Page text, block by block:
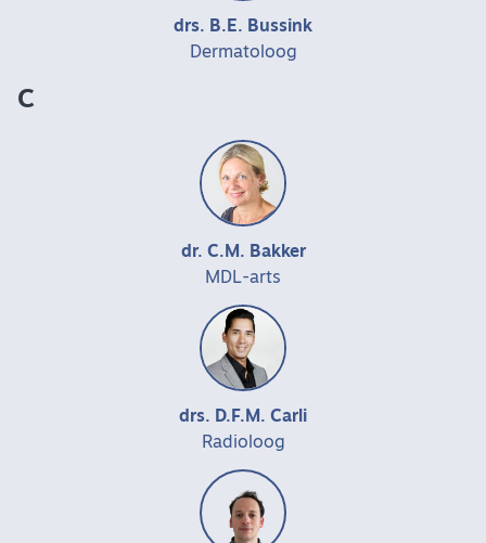
drs. B.E. Bussink
Dermatoloog
C
dr. C.M. Bakker
MDL-arts
drs. D.F.M. Carli
Radioloog